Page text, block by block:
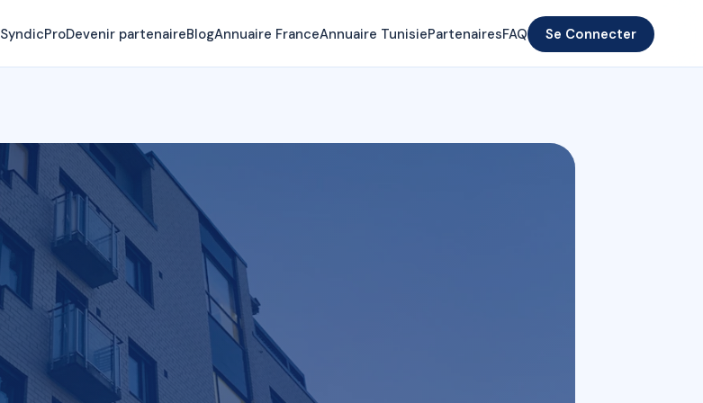
SyndicProDevenir partenaireBlogAnnuaire FranceAnnuaire TunisiePartenairesFAQ Se Connecter